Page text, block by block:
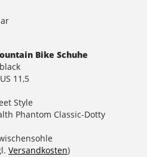
Bike Schuhe
11,5
Style
Phantom Classic-Dotty
Versandkosten)